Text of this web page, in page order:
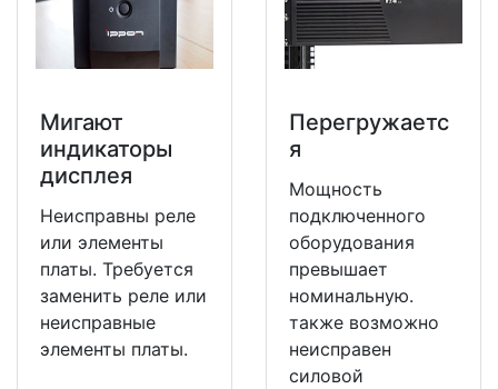
Мигают
индикаторы
дисплея
Неисправны реле
или элементы
платы. Требуется
заменить реле или
неисправные
элементы платы.
Перегружаетс
я
Мощность
подключенного
оборудования
превышает
номинальную.
также возможно
неисправен
силовой